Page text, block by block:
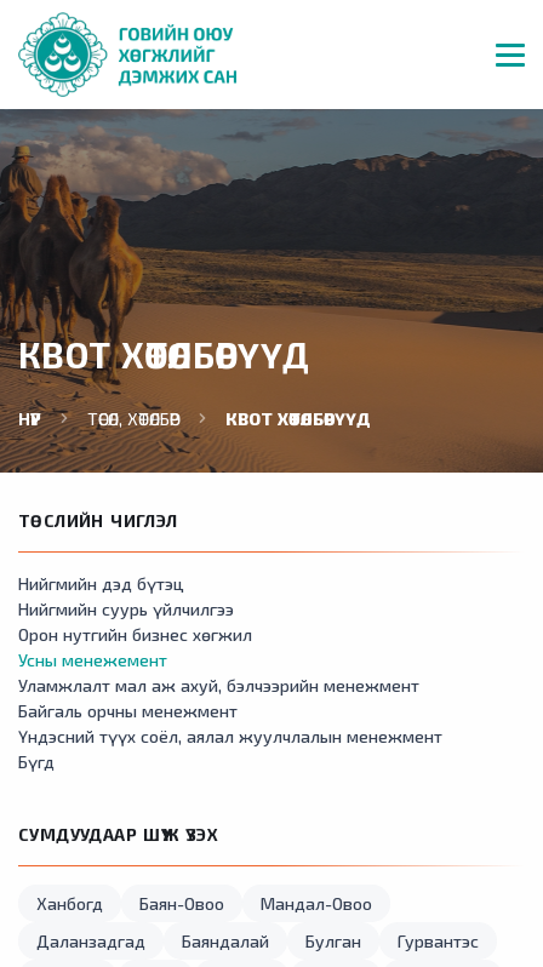
КВОТ ХӨТӨЛБӨРҮҮД
НҮҮР ТӨСӨЛ, ХӨТӨЛБӨР КВОТ ХӨТӨЛБӨРҮҮД
ТӨСЛИЙН ЧИГЛЭЛ
Нийгмийн дэд бүтэц
Нийгмийн суурь үйлчилгээ
Орон нутгийн бизнес хөгжил
Усны менежемент
Уламжлалт мал аж ахуй, бэлчээрийн менежмент
Байгаль орчны менежмент
Үндэсний түүх соёл, аялал жуулчлалын менежмент
Бүгд
СУМДУУДААР ШҮҮЖ ҮЗЭХ
Ханбогд Баян-Овоо
Мандал-Овоо
Даланзадгад
Баяндалай Булган
Гурвантэс